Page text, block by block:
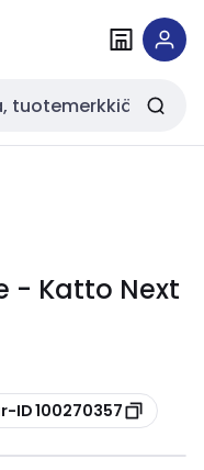
- Katto Next
ID 100270357